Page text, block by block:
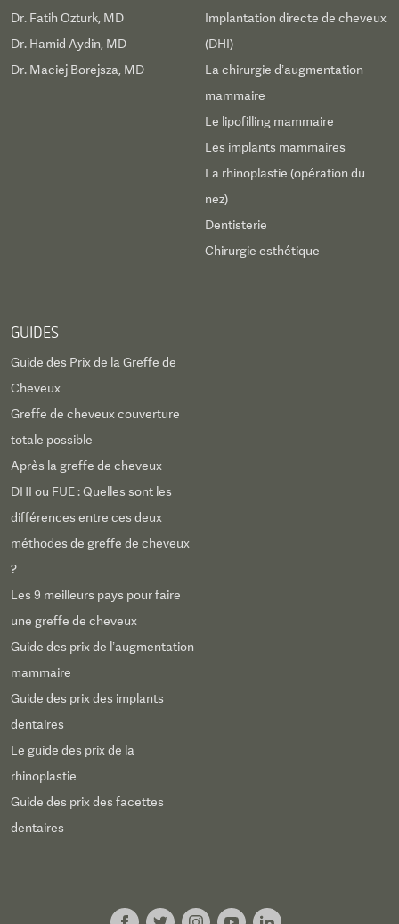
Dr. Fatih Ozturk, MD
Dr. Hamid Aydin, MD
Dr. Maciej Borejsza, MD
Implantation directe de cheveux
(DHI)
La chirurgie d’augmentation
mammaire
Le lipofilling mammaire
Les implants mammaires
La rhinoplastie (opération du
nez)
Dentisterie
Chirurgie esthétique
GUIDES
Guide des Prix de la Greffe de
Cheveux
Greffe de cheveux couverture
totale possible
Après la greffe de cheveux
DHI ou FUE : Quelles sont les
différences entre ces deux
méthodes de greffe de cheveux
?
Les 9 meilleurs pays pour faire
une greffe de cheveux
Guide des prix de l’augmentation
mammaire
Guide des prix des implants
dentaires
Le guide des prix de la
rhinoplastie
Guide des prix des facettes
dentaires